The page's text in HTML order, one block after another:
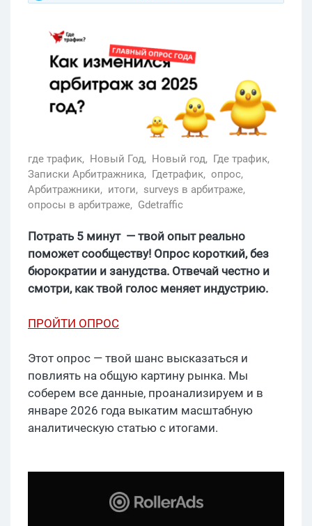
где трафик, Новый Год, Новый год, Где трафик,
Записки Арбитражника, Гдетрафик, опрос,
Арбитражники, итоги, surveys в арбитраже,
опросы в арбитраже, Gdetraffic
Потрать 5 минут — твой опыт реально
поможет сообществу! Опрос короткий, без
бюрократии и занудства. Отвечай честно и
смотри, как твой голос меняет индустрию.
ПРОЙТИ ОПРОС
Этот опрос — твой шанс высказаться и
повлиять на общую картину рынка. Мы
соберем все данные, проанализируем и в
январе 2026 года выкатим масштабную
аналитическую статью с итогами.